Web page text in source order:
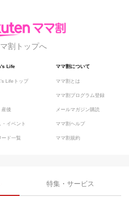
割トップへ
Life
Lifeトップ
産後
・イベント
ード一覧
ママ割について
ママ割とは
ママ割プログラム登録
メールマガジン購読
ママ割ヘルプ
ママ割規約
特集・サービス